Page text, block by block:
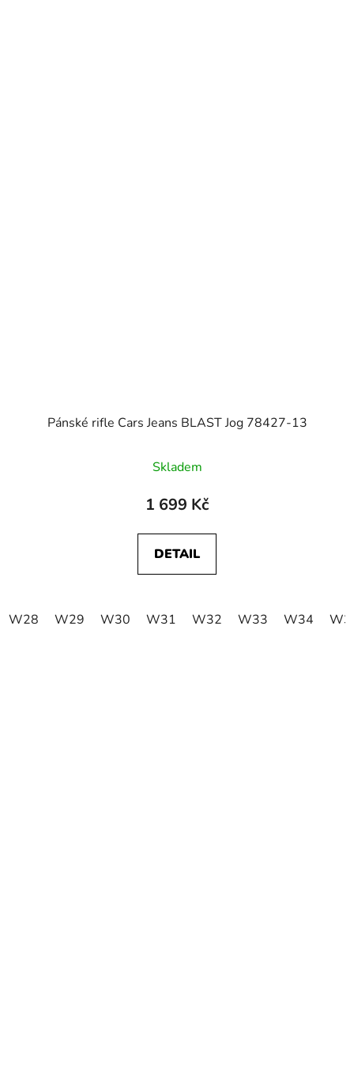
Pánské rifle Cars Jeans BLAST Jog 78427-13
Skladem
1 699 Kč
DETAIL
W28 W29 W30 W31 W32 W33 W34